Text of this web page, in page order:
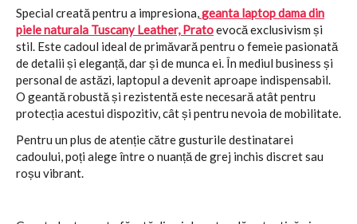
Special creată pentru a impresiona,geanta laptop dama din
piele naturala Tuscany Leather, Pratoevocă exclusivism și
stil. Este cadoul ideal de primăvară pentru o femeie pasionată
de detalii și eleganță, dar și de munca ei. În mediul business și
personal de astăzi, laptopul a devenit aproape indispensabil.
O geantă robustă și rezistentă este necesară atât pentru
protecția acestui dispozitiv, cât și pentru nevoia de mobilitate.
Pentru un plus de atenție către gusturile destinatarei
cadoului, poți alege între o nuanță de grej inchis discret sau
roșu vibrant.